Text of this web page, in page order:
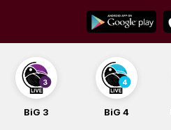
content
BiG 3 BiG 4